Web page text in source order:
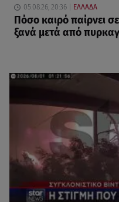
05.08.26, 20:36 ΕΛΛΑΔΑ
Πόσο καιρό παίρνει
ξανά μετά από